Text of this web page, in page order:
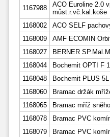
1167988
ACO Euroline 2.0
můst.r.vč.kal.koše
1168002
ACO SELF
1168009
AMF ECOMIN
1168027
BERNER
1168044
Bochemit OPTI F
1168048
Bochemit PLUS
1168060
Bramac držák
1168065
Bramac mříž
1168078
Bramac PVC
1168079
Bramac PVC